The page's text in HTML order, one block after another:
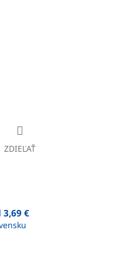
ZDIEĽAŤ
€